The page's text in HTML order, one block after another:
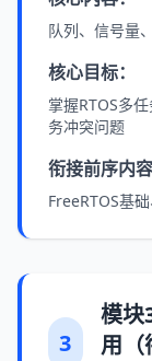
队列、信号量
核心目标：
掌握RTOS多
务冲突问题
衔接前序内容
FreeRTOS基
3
模块
用（